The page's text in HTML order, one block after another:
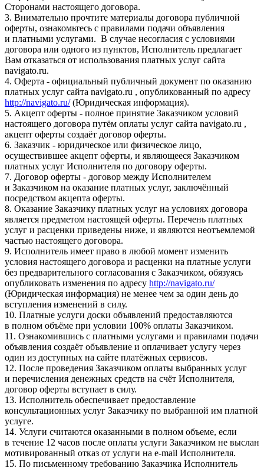
Сторонами настоящего договора.
3. Внимательно прочтите материалы договора публичной
оферты, ознакомьтесь с правилами подачи объявления
и платными услугами. В случае несогласия с условиями
договора или одного из пунктов, Исполнитель предлагает
Вам отказаться от использования платных услуг сайта
navigato.ru.
4. Оферта - официальный публичный документ по оказанию
платных услуг сайта navigato.ru , опубликованный по адресу
http://navigato.ru/(Юридическая информация).
5. Акцепт оферты - полное принятие Заказчиком условий
настоящего договора путём оплаты услуг сайта navigato.ru ,
акцепт оферты создаёт договор оферты.
6. Заказчик - юридическое или физическое лицо,
осуществившее акцепт оферты, и являющееся Заказчиком
платных услуг Исполнителя по договору оферты.
7. Договор оферты - договор между Исполнителем
и Заказчиком на оказание платных услуг, заключённый
посредством акцепта оферты.
8. Оказание Заказчику платных услуг на условиях договора
является предметом настоящей оферты. Перечень платных
услуг и расценки приведены ниже, и являются неотъемлемой
частью настоящего договора.
9. Исполнитель имеет право в любой момент изменить
условия настоящего договора и расценки на платные услуги
без предварительного согласования с Заказчиком, обязуясь
опубликовать изменения по адресу http://navigato.ru/
(Юридическая информация) не менее чем за один день до
вступления изменений в силу.
10. Платные услуги доски объявлений предоставляются
в полном объёме при условии 100% оплаты Заказчиком.
11. Ознакомившись с платными услугами и правилами подачи
объявления создаёт объявление и оплачивает услугу через
один из доступных на сайте платёжных сервисов.
12. После проведения Заказчиком оплаты выбранных услуг
и перечисления денежных средств на счёт Исполнителя,
договор оферты вступает в силу.
13. Исполнитель обеспечивает предоставление
консультационных услуг Заказчику по выбранной им платной
услуге.
14. Услуги считаются оказанными в полном объеме, если
в течение 12 часов после оплаты услуги Заказчиком не выслан
мотивированный отказ от услуги на e-mail Исполнителя.
15. По письменному требованию Заказчика Исполнитель